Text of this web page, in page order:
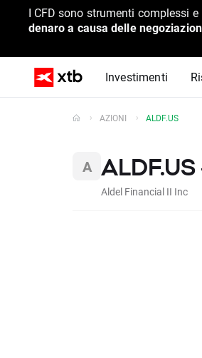
I CFD sono strumenti complessi
denaro a causa delle
Investimenti
AZIONI ALDF.US
Aldel Financial II Inc